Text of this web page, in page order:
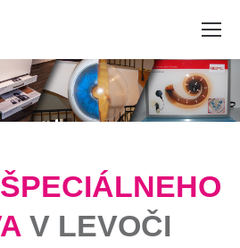
ŠPECIÁLNEHO
V LEVOČI